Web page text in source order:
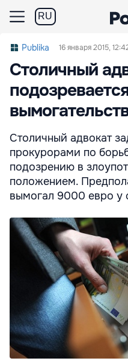
RU
Publika 16 января 2015,
Столичный
Столичный адвокат
прокурорами по
подозрению в
положением.
вымогал 9000 евро у